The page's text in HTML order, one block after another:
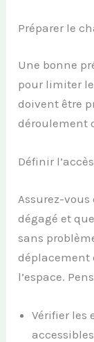
Préparer le
Une bonne
pour limiter
doivent être
déroulement
Définir
Assurez-vous
dégagé et
sans
déplacement
l’espace.
Vérifier les